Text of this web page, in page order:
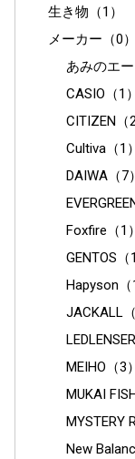
生き物（1）
メーカー（0）
あみのエー
CASIO（1）
CITIZEN（2
Cultiva（1）
DAIWA（7）
Foxfire（1）
GENTOS（1
Hapyson（
JACKALL（
MEIHO（3）
MUKAI
MYSTERY
New